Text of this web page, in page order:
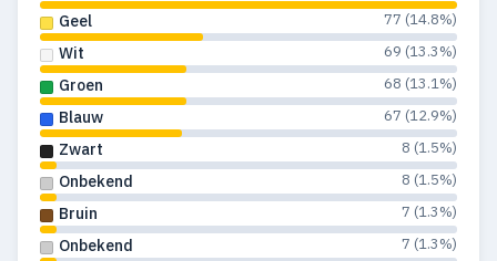
Geel 77 (14.8%)
Wit 69 (13.3%)
Groen 68 (13.1%)
Blauw 67 (12.9%)
Zwart 8 (1.5%)
Onbekend 8 (1.5%)
Bruin 7 (1.3%)
Onbekend 7 (1.3%)